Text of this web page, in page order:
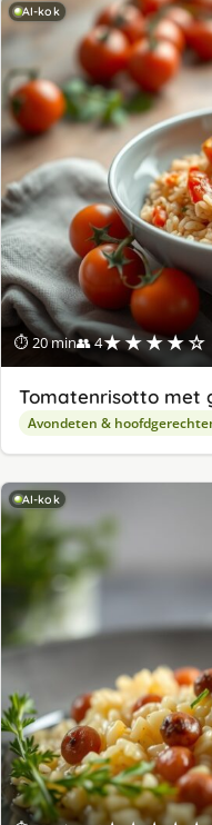
AI-kok
⏱ 20 min👥 4★★★★☆
Tomatenrisotto met
Avondeten &
AI-kok